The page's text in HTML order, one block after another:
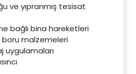
ve yıpranmış tesisat
bağlı bina hareketleri
boru malzemeleri
uygulamaları